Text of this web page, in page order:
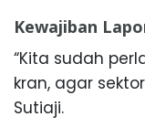
Kewajiban
“Kita sudah
kran, agar
Sutiaji.